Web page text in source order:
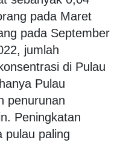
pada Maret
pada September
jumlah
di Pulau
Pulau
penurunan
Peningkatan
pulau paling